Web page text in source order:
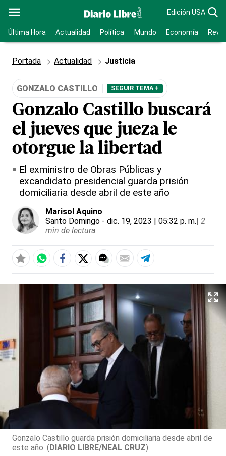
Edición USA
Última Hora Actualidad Política Mundo Economía
Portada Actualidad Justicia
GONZALO CASTILLO SEGUIR TEMA +
Gonzalo Castillo buscará
el jueves que jueza le
otorgue la libertad
El exministro de Obras Públicas y
excandidato presidencial guarda prisión
domiciliaria desde abril de este año
Marisol Aquino
Santo Domingo - dic. 19, 2023 | 05:32 p. m.| 2
min de lectura
Gonzalo Castillo guarda prisión domiciliaria desde abril de
este año. (DIARIO LIBRE/NEAL CRUZ)